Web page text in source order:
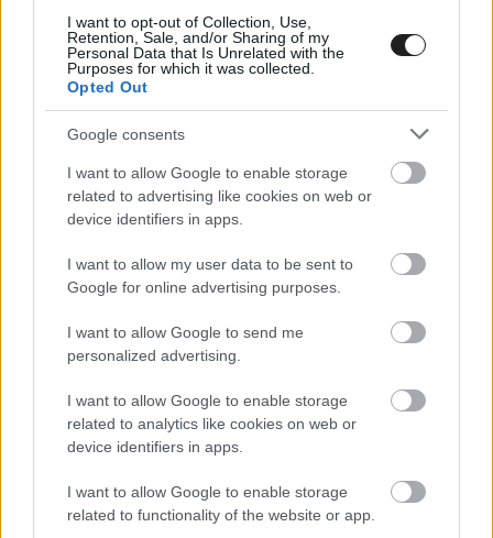
I want to opt-out of Collection, Use,
Retention, Sale, and/or Sharing of my
Personal Data that Is Unrelated with the
Purposes for which it was collected.
Opted Out
Google consents
I want to allow Google to enable storage
related to advertising like cookies on web or
device identifiers in apps.
I want to allow my user data to be sent to
Google for online advertising purposes.
I want to allow Google to send me
personalized advertising.
I want to allow Google to enable storage
related to analytics like cookies on web or
device identifiers in apps.
I want to allow Google to enable storage
related to functionality of the website or app.
sikerült olyan rosszul a számára, mint azt egy
ideig hitte. Martin ugyanis abban a tudatban jött
az előző hétvégéről
helyét az összetettben és nőtt a hátránya a
listavezető Fionn McLaughlinnal szemben.
A Virtuosi Racing azonban fellebbezett pilótája
utolsó doningtoni futamon pályaszélesítésért
kapott 10 másodperces büntetése ellen, a brit F4
felügyelői pedig igazat adtak a csapatnak.
„Visszanézték a teljes versenyt, és kiderült, hogy
eggyel kevesebbszer hagytam el a pályát, így a
tíz másodperces büntetést utólag visszavonták,
átszeltem a célvonalat.”